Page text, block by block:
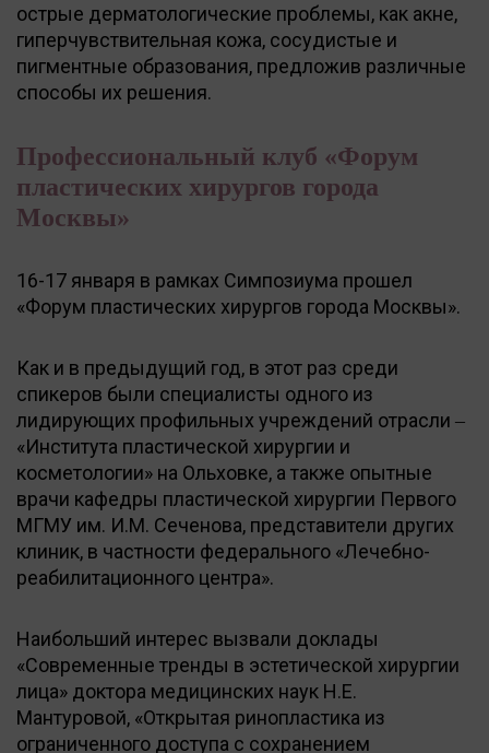
острые дерматологические проблемы, как акне,
гиперчувствительная кожа, сосудистые и
пигментные образования, предложив различные
способы их решения.
Профессиональный клуб «Форум
пластических хирургов города
Москвы»
16-17 января в рамках Симпозиума прошел
«Форум пластических хирургов города Москвы».
Как и в предыдущий год, в этот раз среди
спикеров были специалисты одного из
лидирующих профильных учреждений отрасли ‒
«Института пластической хирургии и
косметологии» на Ольховке, а также опытные
врачи кафедры пластической хирургии Первого
МГМУ им. И.М. Сеченова, представители других
клиник, в частности федерального «Лечебно-
реабилитационного центра».
Наибольший интерес вызвали доклады
«Современные тренды в эстетической хирургии
лица» доктора медицинских наук Н.Е.
Мантуровой, «Открытая ринопластика из
ограниченного доступа с сохранением